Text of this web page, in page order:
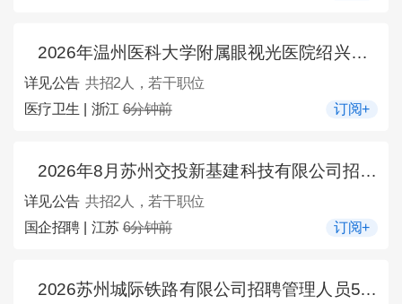
2026年温州医科大学附属眼视光医院绍兴院区招聘视光诊疗中心分诊人员2人公告
详见公告 共招2人，若干职位
医疗卫生 | 浙江6分钟前 订阅+
2026年8月苏州交投新基建科技有限公司招聘2人公告
详见公告 共招2人，若干职位
国企招聘 | 江苏6分钟前 订阅+
2026苏州城际铁路有限公司招聘管理人员5人公告